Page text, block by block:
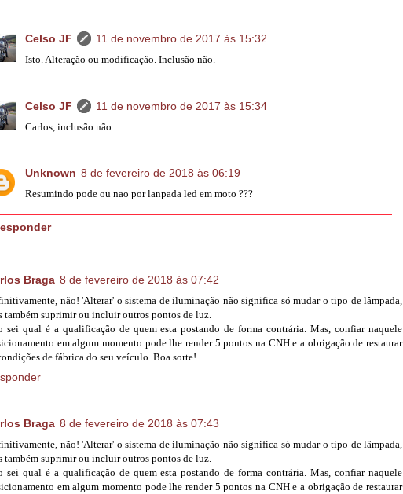
Celso JF
11 de novembro de 2017 às 15:32
Isto. Alteração ou modificação. Inclusão não.
Celso JF
11 de novembro de 2017 às 15:34
Carlos, inclusão não.
Unknown 8 de fevereiro de 2018 às 06:19
Resumindo pode ou nao por lanpada led em moto ???
Braga 8 de fevereiro de 2018 às 07:42
não! 'Alterar' o sistema de iluminação não significa só mudar o tipo de lâmpada,
também suprimir ou incluir outros pontos de luz.
sei qual é a qualificação de quem esta postando de forma contrária. Mas, confiar naquele
em algum momento pode lhe render 5 pontos na CNH e a obrigação de restaurar
de fábrica do seu veículo. Boa sorte!
Braga 8 de fevereiro de 2018 às 07:43
não! 'Alterar' o sistema de iluminação não significa só mudar o tipo de lâmpada,
também suprimir ou incluir outros pontos de luz.
sei qual é a qualificação de quem esta postando de forma contrária. Mas, confiar naquele
em algum momento pode lhe render 5 pontos na CNH e a obrigação de restaurar